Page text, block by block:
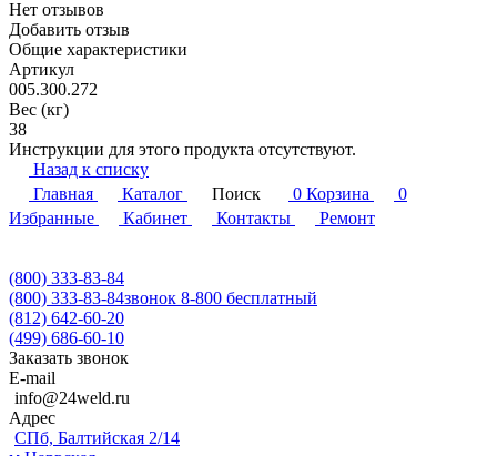
Нет отзывов
Добавить отзыв
Общие характеристики
Артикул
005.300.272
Вес (кг)
38
Инструкции для этого продукта отсутствуют.
Назад к списку
Главная
Каталог Поиск 0 Корзина
0
Избранные
Кабинет Контакты Ремонт
(800) 333-83-84
(800) 333-83-84звонок 8-800 бесплатный
(812) 642-60-20
(499) 686-60-10
Заказать звонок
E-mail
info@24weld.ru
Адрес
СПб, Балтийская 2/14